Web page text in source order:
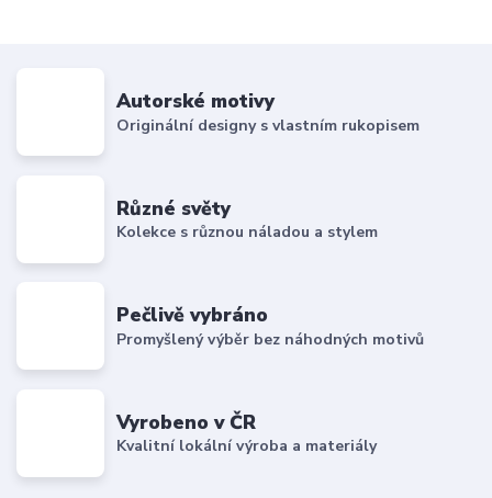
Autorské motivy
Originální designy s vlastním rukopisem
Různé světy
Kolekce s různou náladou a stylem
Pečlivě vybráno
Promyšlený výběr bez náhodných motivů
Vyrobeno v ČR
Kvalitní lokální výroba a materiály